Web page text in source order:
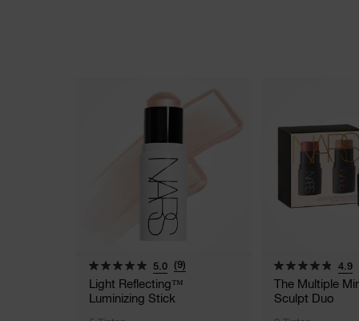
5.0 (9)
Light Reflecting™
Luminizing Stick
4.9
The Multiple
Sculpt Duo